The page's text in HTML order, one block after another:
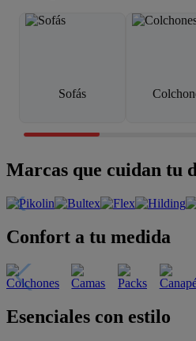
Sofás
Marcas que cuidan tu
Confort a tu medida
Esenciales con estilo